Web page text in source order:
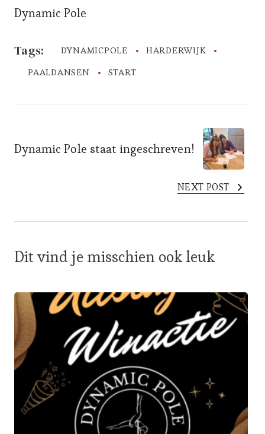
Dynamic Pole
Tags: DYNAMICPOLE
HARDERWIJK
PAALDANSEN
START
Post
Dynamic Pole staat ingeschreven!
NEXT POST
Dit vind je misschien ook leuk